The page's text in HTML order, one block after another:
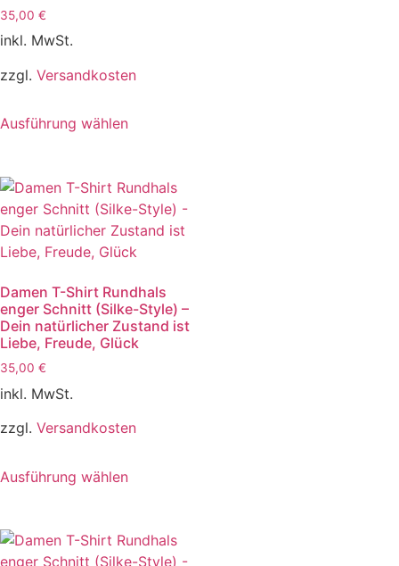
35,00 €
inkl. MwSt.
zzgl. Versandkosten
Ausführung wählen
Damen T-Shirt Rundhals
enger Schnitt (Silke-Style) –
Dein natürlicher Zustand ist
Liebe, Freude, Glück
35,00 €
inkl. MwSt.
zzgl. Versandkosten
Ausführung wählen